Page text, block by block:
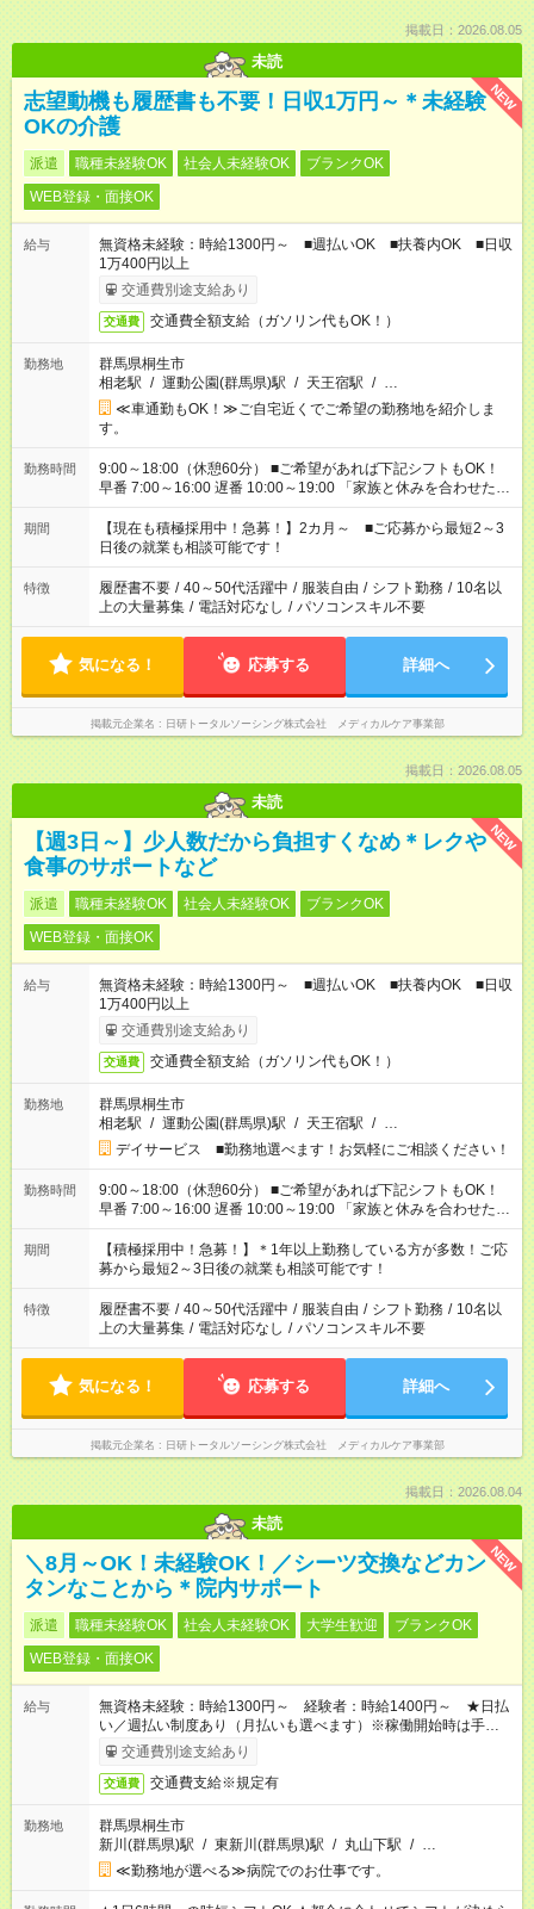
掲載日：2026.08.05
未読
NEW
志望動機も履歴書も不要！日収1万円～＊未経験
OKの介護
派遣 職種未経験OK 社会人未経験OK
ブランクOK
WEB登録・面接OK
給与
無資格未経験：時給1300円～ ■週払いOK ■扶養内OK ■日収
1万400円以上
交通費別途支給あり
交通費 交通費全額支給（ガソリン代もOK！）
勤務地
群馬県桐生市
相老駅 / 運動公園(群馬県)駅 / 天王宿駅 / …
≪車通勤もOK！≫ご自宅近くでご希望の勤務地を紹介しま
す。
勤務時間
9:00～18:00（休憩60分） ■ご希望があれば下記シフトもOK！
早番 7:00～16:00 遅番 10:00～19:00 「家族と休みを合わせた
い」 「余裕を持って夕飯の準備がしたい」 「できれば残業はし
たくない」 など、ご希望を教えてくださいね。 ※Wワーク希望
の方へ 今ご覧のお仕事で希望する勤務時間と、もう1つのお仕事
の勤務時間。 合計で週40時間を超える場合は応募できません。
期間
【現在も積極採用中！急募！】2カ月～ ■ご応募から最短2～3
日後の就業も相談可能です！
特徴 履歴書不要 / 40～50代活躍中 / 服装自由 / シフト勤務 / 10名以
上の大量募集 / 電話対応なし / パソコンスキル不要
気になる！ 応募する 詳細へ
掲載元企業名 日研トータルソーシング株式会社 メディカルケア事業部
掲載日：2026.08.05
未読
NEW
【週3日～】少人数だから負担すくなめ＊レクや
食事のサポートなど
派遣 職種未経験OK 社会人未経験OK
ブランクOK
WEB登録・面接OK
給与
無資格未経験：時給1300円～ ■週払いOK ■扶養内OK ■日収
1万400円以上
交通費別途支給あり
交通費 交通費全額支給（ガソリン代もOK！）
勤務地
群馬県桐生市
相老駅 / 運動公園(群馬県)駅 / 天王宿駅 / …
デイサービス ■勤務地選べます！お気軽にご相談ください！
勤務時間
9:00～18:00（休憩60分） ■ご希望があれば下記シフトもOK！
早番 7:00～16:00 遅番 10:00～19:00 「家族と休みを合わせた
い」 「余裕を持って夕飯の準備がしたい」 「できれば残業はし
たくない」 など、ご希望を教えてくださいね。 ※Wワーク希望
の方へ 今ご覧のお仕事で希望する勤務時間と、もう1つのお仕事
の勤務時間。 合計で週40時間を超える場合は応募できません。
期間
【積極採用中！急募！】＊1年以上勤務している方が多数！ご応
募から最短2～3日後の就業も相談可能です！
特徴 履歴書不要 / 40～50代活躍中 / 服装自由 / シフト勤務 / 10名以
上の大量募集 / 電話対応なし / パソコンスキル不要
気になる！ 応募する 詳細へ
掲載元企業名 日研トータルソーシング株式会社 メディカルケア事業部
掲載日：2026.08.04
未読
NEW
＼8月～OK！未経験OK！／シーツ交換などカン
タンなことから＊院内サポート
派遣 職種未経験OK 社会人未経験OK 大学生歓迎
ブランクOK
WEB登録・面接OK
給与
無資格未経験：時給1300円～ 経験者：時給1400円～ ★日払
い／週払い制度あり（月払いも選べます）※稼働開始時は手続き
完了次第のお支払いとなります。
交通費別途支給あり
交通費 交通費支給※規定有
勤務地
群馬県桐生市
新川(群馬県)駅 / 東新川(群馬県)駅 / 丸山下駅 / …
≪勤務地が選べる≫病院でのお仕事です。